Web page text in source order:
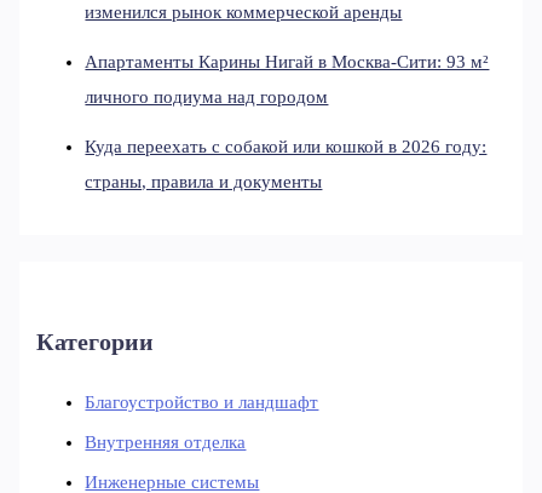
изменился рынок коммерческой аренды
Апартаменты Карины Нигай в Москва-Сити: 93 м²
личного подиума над городом
Куда переехать с собакой или кошкой в 2026 году:
страны, правила и документы
Категории
Благоустройство и ландшафт
Внутренняя отделка
Инженерные системы